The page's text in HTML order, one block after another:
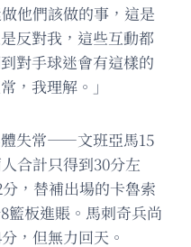
他們該做的事，這是
反對我，這些互動都
對手球迷會有這樣的
，我理解。」
體失常——文班亞馬15
合計只得到30分左
，替補出場的卡魯索
籃板進賬。馬刺奇兵尚
，但無力回天。